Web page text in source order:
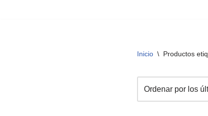
Inicio \ Productos